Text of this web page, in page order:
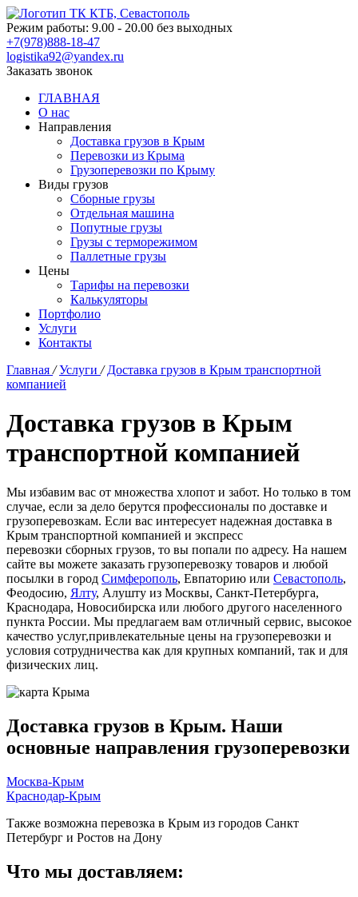
Режим работы: 9.00 - 20.00 без выходных
+7(978)888-18-47
logistika92@yandex.ru
Заказать звонок
ГЛАВНАЯ
О нас
Направления
Доставка грузов в Крым
Перевозки из Крыма
Грузоперевозки по Крыму
Виды грузов
Cборные грузы
Отдельная машина
Попутные грузы
Грузы с терморежимом
Паллетные грузы
Цены
Тарифы на перевозки
Калькуляторы
Портфолио
Услуги
Контакты
Главная / Услуги / Доставка грузов в Крым транспортной
компанией
Доставка грузов в Крым
транспортной компанией
Мы избавим вас от множества хлопот и забот. Но только в том
случае, если за дело берутся профессионалы по доставке и
грузоперевозкам. Если вас интересует надежная доставка в
Крым транспортной компанией и экспресс
перевозки сборных грузов, то вы попали по адресу. На нашем
сайте вы можете заказать грузоперевозку товаров и любой
посылки в город Симферополь, Евпаторию или Севастополь,
Феодосию, Ялту, Алушту из Москвы, Санкт-Петербурга,
Краснодара, Новосибирска или любого другого населенного
пункта России. Мы предлагаем вам отличный сервис, высокое
качество услуг,привлекательные цены на грузоперевозки и
условия сотрудничества как для крупных компаний, так и для
физических лиц.
Доставка грузов в Крым. Наши
основные направления грузоперевозки
Москва-Крым
Краснодар-Крым
Также возможна перевозка в Крым из городов Санкт
Петербург и Ростов на Дону
Что мы доставляем: